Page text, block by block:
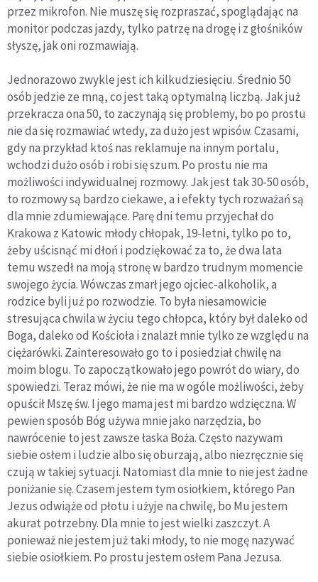
przez mikrofon. Nie muszę się rozpraszać, spoglądając na
monitor podczas jazdy, tylko patrzę na drogę i z głośników
słyszę, jak oni rozmawiają.
Jednorazowo zwykle jest ich kilkudziesięciu. Średnio 50
osób jedzie ze mną, co jest taką optymalną liczbą. Jak już
przekracza ona 50, to zaczynają się problemy, bo po prostu
nie da się rozmawiać wtedy, za dużo jest wpisów. Czasami,
gdy na przykład ktoś nas reklamuje na innym portalu,
wchodzi dużo osób i robi się szum. Po prostu nie ma
możliwości indywidualnej rozmowy. Jak jest tak 30-50 osób,
to rozmowy są bardzo ciekawe, a i efekty tych rozważań są
dla mnie zdumiewające. Parę dni temu przyjechał do
Krakowa z Katowic młody chłopak, 19-letni, tylko po to,
żeby uścisnąć mi dłoń i podziękować za to, że dwa lata
temu wszedł na moją stronę w bardzo trudnym momencie
swojego życia. Wówczas zmarł jego ojciec-alkoholik, a
rodzice byli już po rozwodzie. To była niesamowicie
stresująca chwila w życiu tego chłopca, który był daleko od
Boga, daleko od Kościoła i znalazł mnie tylko ze względu na
ciężarówki. Zainteresowało go to i posiedział chwilę na
moim blogu. To zapoczątkowało jego powrót do wiary, do
spowiedzi. Teraz mówi, że nie ma w ogóle możliwości, żeby
opuścił Mszę św. I jego mama jest mi bardzo wdzięczna. W
pewien sposób Bóg używa mnie jako narzędzia, bo
nawrócenie to jest zawsze łaska Boża. Często nazywam
siebie osłem i ludzie albo się oburzają, albo niezręcznie się
czują w takiej sytuacji. Natomiast dla mnie to nie jest żadne
poniżanie się. Czasem jestem tym osiołkiem, którego Pan
Jezus odwiąże od płotu i użyje na chwilę, bo Mu jestem
akurat potrzebny. Dla mnie to jest wielki zaszczyt. A
ponieważ nie jestem już taki młody, to nie mogę nazywać
siebie osiołkiem. Po prostu jestem osłem Pana Jezusa.